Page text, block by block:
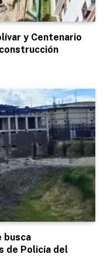
y Centenario
busca
de Policía del